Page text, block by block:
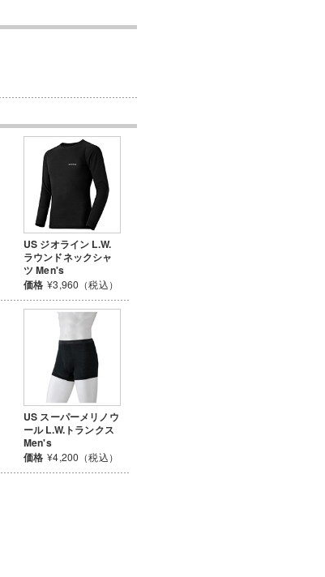
US ジオライン L.W.
ラウンドネックシャ
ツ Men's
価格 ¥3,960（税込）
US スーパーメリノウ
ール L.W.トランクス
Men's
価格 ¥4,200（税込）